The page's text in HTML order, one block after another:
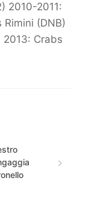
2010-2011:
Rimini (DNB)
2013: Crabs